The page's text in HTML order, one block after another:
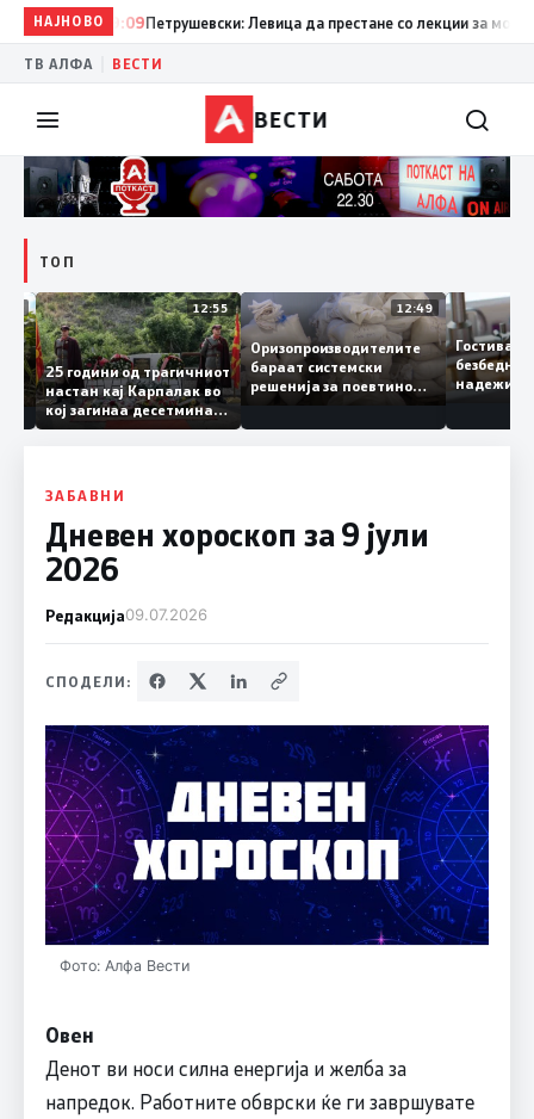
НАЈНОВО
19:09 Петрушевски: Левица да престане со лекции за морал и
ТВ АЛФА ВЕСТИ
ВЕСТИ
ТОП
13:04 12:55
25 години од трагичниот
настан кај Карпалак во
кој загинаа десетмина
македонски бранители
12:49
Оризопроизводителите
бараат системски
решенија за поевтино
производство
ЗАБАВНИ
Дневен хороскоп за 9 јули
2026
Редакција09.07.2026
СПОДЕЛИ:
Фото: Алфа Вести
Овен
Денот ви носи силна енергија и желба за
напредок. Работните обврски ќе ги завршувате